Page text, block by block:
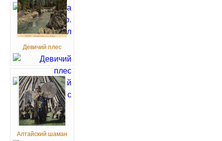
Девичий плес
Алтайский шаман